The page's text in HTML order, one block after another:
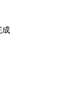
成